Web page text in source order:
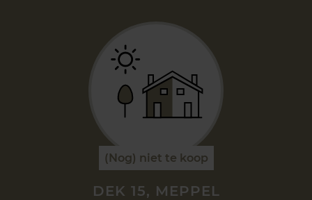
(Nog) niet te koop
DEK 15, MEPPEL